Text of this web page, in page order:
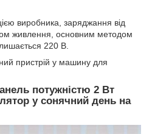
виробника, заряджання від
живлення, основним методом
220 В.
пристрій у машину для
потужністю 2 Вт
у сонячний день на